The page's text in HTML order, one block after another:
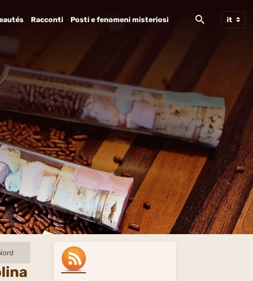
Racconti Posti e fenomeni misteriosi